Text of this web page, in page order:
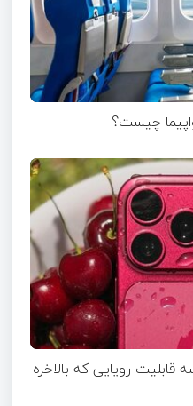
چیست؟
آیفون ۱۸ پرو/ سه قابلیت رویایی که بالاخره